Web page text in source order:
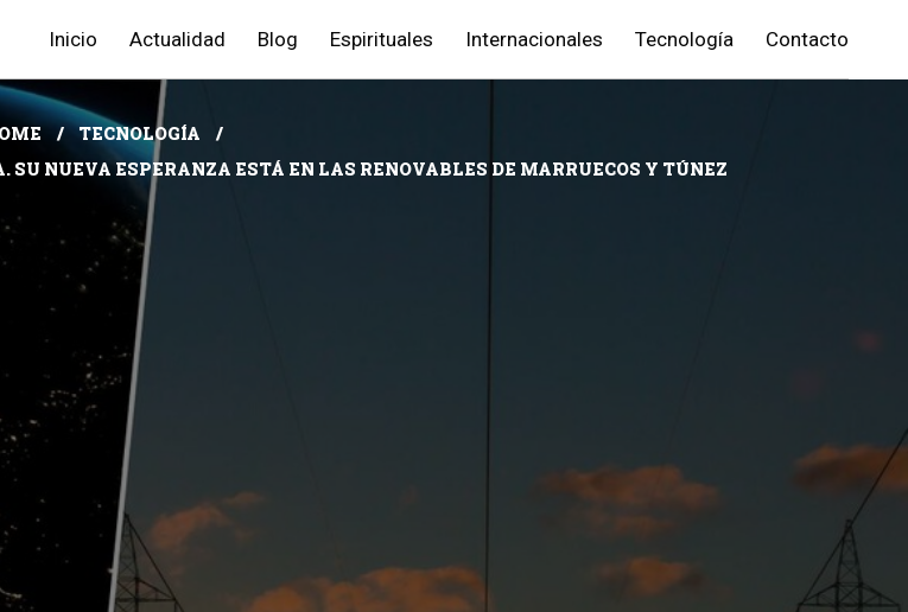
Inicio Actualidad Blog Espirituales Internacionales Tecnología Contacto
TECNOLOGÍA
SU NUEVA ESPERANZA ESTÁ EN LAS RENOVABLES DE MARRUECOS Y TÚNEZ